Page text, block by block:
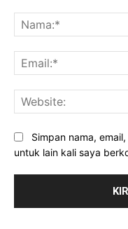
Simpan nama,
untuk lain kali saya